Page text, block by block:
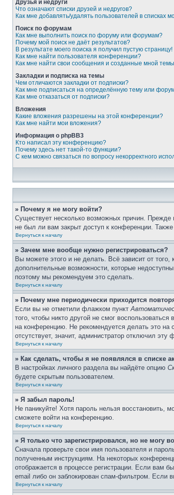
Друзья и недруги
Что означают списки друзей и недругов?
Как мне добавлять/удалять пользователей в списках
Поиск по форумам
Как мне выполнить поиск по форуму или форумам?
Почему мой поиск не даёт результатов?
В результате моего поиска я получил пустую страницу!
Как мне найти пользователя конференции?
Как мне найти свои сообщения и созданные мной
Закладки и подписка на темы
Чем отличаются закладки от подписки?
Как мне подписаться на определённую тему или
Как мне отказаться от подписки?
Вложения
Какие вложения разрешены на этой конференции?
Как мне найти мои вложения?
Информация о phpBB3
Кто написал эту конференцию?
Почему здесь нет такой-то функции?
С кем можно связаться по вопросу некорректного
» Почему я не могу войти?
Существует несколько возможных причин. Прежде
не был ли вам закрыт доступ к конференции.
Вернуться к началу
» Зачем мне вообще нужно регистрироваться?
Вы можете этого и не делать. Всё зависит от
дополнительные возможности, которые
поэтому мы рекомендуем это сделать.
Вернуться к началу
» Почему мне периодически приходится
Если вы не отметили флажком пункт
того, чтобы никто другой не смог
на конференцию. Не рекомендуется делать это на
отсутствует, значит, администратор отключил эту
Вернуться к началу
» Как сделать, чтобы я не появлялся в списке
В настройках личного раздела вы найдёте опцию
будете скрытым пользователем.
Вернуться к началу
» Я забыл пароль!
Не паникуйте! Хотя пароль нельзя восстановить,
сможете войти на конференцию.
Вернуться к началу
» Я только что зарегистрировался, но не могу
Сначала проверьте свои имя пользователя и
полученным инструкциям. На некоторых
отображается в процессе регистрации. Если вам
email либо он заблокирован спам-фильтром. Если
Вернуться к началу